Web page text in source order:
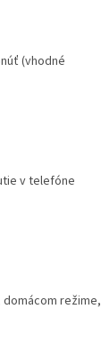
(vhodné
v telefóne
domácom režime,